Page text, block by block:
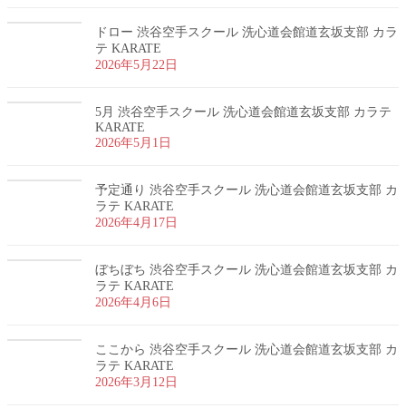
ドロー 渋谷空手スクール 洗心道会館道玄坂支部 カラ
テ KARATE
2026年5月22日
5月 渋谷空手スクール 洗心道会館道玄坂支部 カラテ
KARATE
2026年5月1日
予定通り 渋谷空手スクール 洗心道会館道玄坂支部 カ
ラテ KARATE
2026年4月17日
ぼちぼち 渋谷空手スクール 洗心道会館道玄坂支部 カ
ラテ KARATE
2026年4月6日
ここから 渋谷空手スクール 洗心道会館道玄坂支部 カ
ラテ KARATE
2026年3月12日